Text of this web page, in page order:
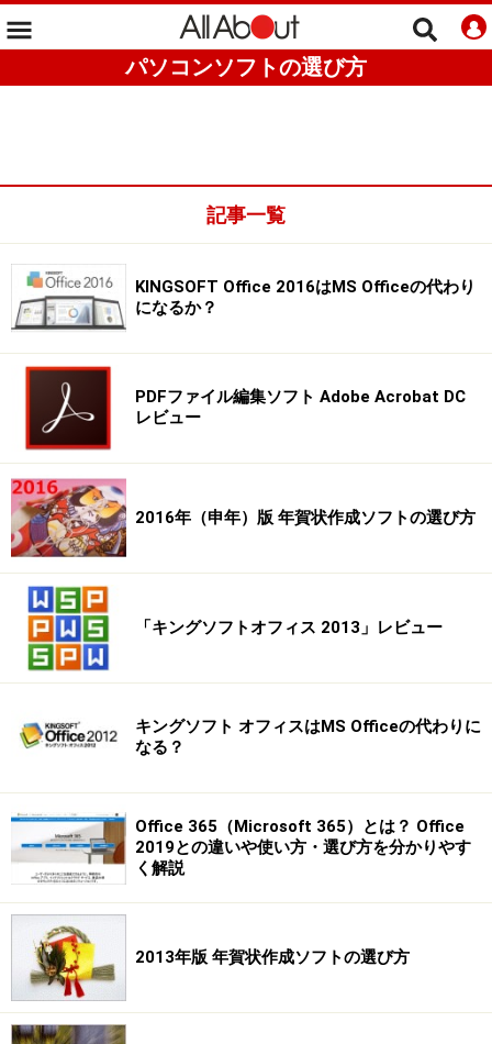
パソコンソフトの選び方
記事一覧
KINGSOFT Office 2016はMS Officeの代わり
になるか？
PDFファイル編集ソフト Adobe Acrobat DC
レビュー
2016年（申年）版 年賀状作成ソフトの選び方
「キングソフトオフィス 2013」レビュー
キングソフト オフィスはMS Officeの代わりに
なる？
Office 365（Microsoft 365）とは？ Office
2019との違いや使い方・選び方を分かりやす
く解説
2013年版 年賀状作成ソフトの選び方